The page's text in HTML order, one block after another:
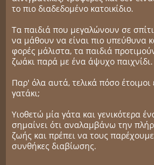
το πιο διαδεδομένο κατοικίδιο.
Τα παιδιά που μεγαλώνουν σε
να μάθουν να είναι πιο υπεύθυνα
φορές μάλιστα, τα παιδιά
ζωάκι παρά με ένα άψυχο παιχνίδι.
Παρ' όλα αυτά, τελικά πόσο
γατάκι;
Υιοθετώ μία γάτα και γενικότερα
σημαίνει ότι αναλαμβάνω την
ζωής και πρέπει να τους
συνθήκες διαβίωσης.